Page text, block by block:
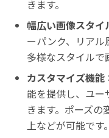
きます。
幅広い画像スタイ
ーパンク、リアル
多様なスタイルで
カスタマイズ機能
能を提供し、ユー
きます。ポーズの
上などが可能です。